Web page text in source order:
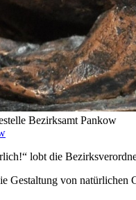
Bezirksamt Pankow
lobt die
Gestaltung von natürlichen